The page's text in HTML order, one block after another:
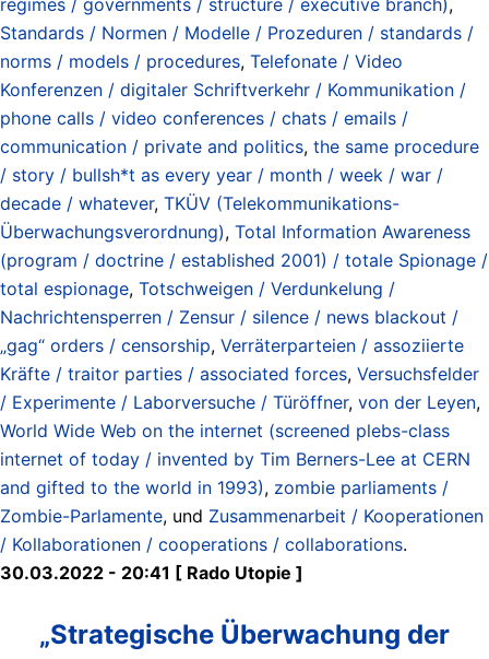
Standards / Normen / Modelle / Prozeduren / standards /
norms / models / procedures, Telefonate / Video
Konferenzen / digitaler Schriftverkehr / Kommunikation /
phone calls / video conferences / chats / emails /
communication / private and politics, the same procedure
/ story / bullsh*t as every year / month / week / war /
decade / whatever, TKÜV (Telekommunikations-
Überwachungsverordnung), Total Information Awareness
(program / doctrine / established 2001) / totale Spionage /
total espionage, Totschweigen / Verdunkelung /
Nachrichtensperren / Zensur / silence / news blackout /
„gag“ orders / censorship, Verräterparteien / assoziierte
Kräfte / traitor parties / associated forces, Versuchsfelder
/ Experimente / Laborversuche / Türöffner, von der Leyen,
World Wide Web on the internet (screened plebs-class
internet of today / invented by Tim Berners-Lee at CERN
and gifted to the world in 1993), zombie parliaments /
Zombie-Parlamente, und Zusammenarbeit / Kooperationen
/ Kollaborationen / cooperations / collaborations.
30.03.2022 - 20:41 [ Rado Utopie ]
„Strategische Überwachung der